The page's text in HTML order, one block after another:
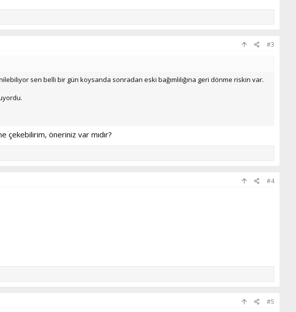
#3
sen belli bir gün koysanda sonradan eski bağımlılığına geri dönme riskin var.
çekebilirim, öneriniz var mıdır?
#4
#5